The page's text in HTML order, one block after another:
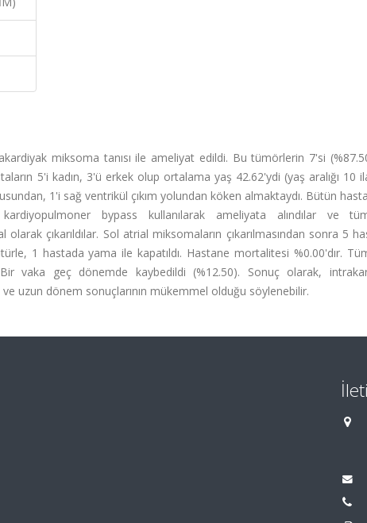
miksoma tanısı ile ameliyat edildi. Bu tümörlerin 7'si
5'i kadın, 3'ü erkek olup ortalama yaş 42.62'ydi (yaş aralığı 10
1'i sağ ventrikül çıkım yolundan köken almaktaydı. Bütün
bypass kullanılarak ameliyata alındılar ve
çıkarıldılar. Sol atrial miksomaların çıkarılmasından sonra 5
1 hastada yama ile kapatıldı. Hastane mortalitesi %0.00'dır.
vaka geç dönemde kaybedildi (%12.50). Sonuç olarak,
uzun dönem sonuçlarının mükemmel olduğu söylenebilir.